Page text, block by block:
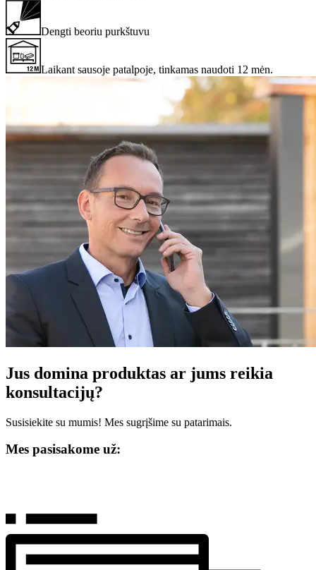
Dengti beoriu purkštuvu
Laikant sausoje patalpoje, tinkamas naudoti 12 mėn.
Jus domina produktas ar jums reikia
konsultacijų?
Susisiekite su mumis! Mes sugrįšime su patarimais.
Mes pasisakome už: